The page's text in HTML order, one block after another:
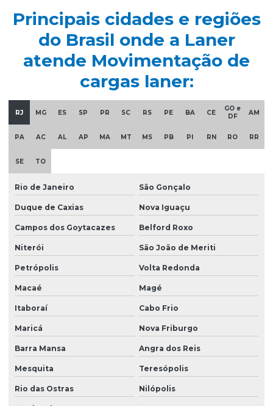
Empresa de ponte rolante
Empresa de talha elétrica
Empresas de barramento blindado
Empresas de manutenção em ponte rolante
Equipamentos swf krantechnik brasil
Esteira porta cabo para ponte rolante
Fabricação de caminho de rolamento
Fornecedores de talha elétrica
Freio para ponte rolante multimarcas
Gancho para ponte rolante
Importadora de equipamento swf
Importadora de peças ponte rolante multimarcas
Instalação de barramento blindado
Instalação de nr 12 em pontes rolantes
Inversor de frequência para ponte rolante
Laudo de ponte rolante
Limitador de carga para ponte rolante
Principais cidades e regiões
do Brasil onde a Laner
atende Movimentação de
cargas laner:
RJ MG ES SP PR SC RS PE BA CE
GO e
DF
AM
PA AC AL AP MA MT MS PB PI RN RO RR
SE TO
Rio de Janeiro São Gonçalo
Duque de Caxias Nova Iguaçu
Campos dos Goytacazes Belford Roxo
Niterói São João de Meriti
Petrópolis Volta Redonda
Macaé Magé
Itaboraí Cabo Frio
Maricá Nova Friburgo
Barra Mansa Angra dos Reis
Mesquita Teresópolis
Rio das Ostras Nilópolis